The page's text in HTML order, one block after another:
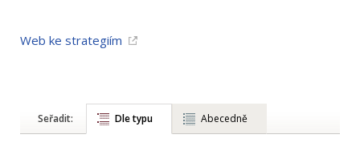
Web ke strategiím
Seřadit: Dle typu Abecedně